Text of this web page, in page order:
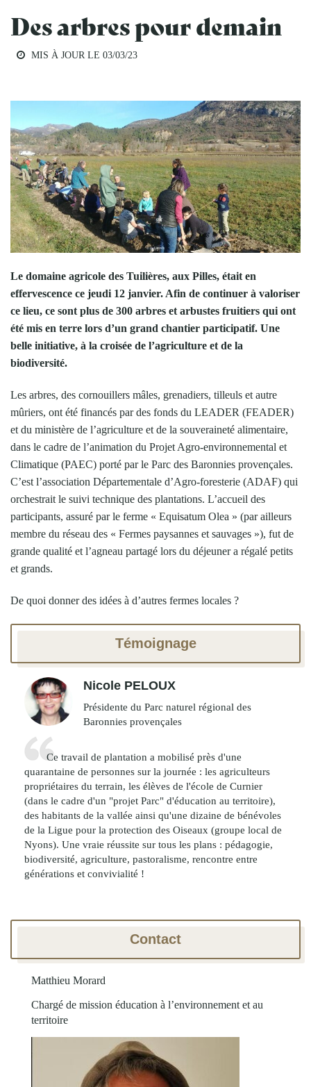
Des arbres pour demain
MIS À JOUR LE 03/03/23
Le domaine agricole des Tuilières, aux Pilles, était en
effervescence ce jeudi 12 janvier. Afin de continuer à valoriser
ce lieu, ce sont plus de 300 arbres et arbustes fruitiers qui ont
été mis en terre lors d’un grand chantier participatif. Une
belle initiative, à la croisée de l’agriculture et de la
biodiversité.
Les arbres, des cornouillers mâles, grenadiers, tilleuls et autre
mûriers, ont été financés par des fonds du LEADER (FEADER)
et du ministère de l’agriculture et de la souveraineté alimentaire,
dans le cadre de l’animation du Projet Agro-environnemental et
Climatique (PAEC) porté par le Parc des Baronnies provençales.
C’est l’association Départementale d’Agro-foresterie (ADAF) qui
orchestrait le suivi technique des plantations. L’accueil des
participants, assuré par le ferme « Equisatum Olea » (par ailleurs
membre du réseau des « Fermes paysannes et sauvages »), fut de
grande qualité et l’agneau partagé lors du déjeuner a régalé petits
et grands.
De quoi donner des idées à d’autres fermes locales ?
Témoignage
Nicole PELOUX
Présidente du Parc naturel régional des
Baronnies provençales
Ce travail de plantation a mobilisé près d'une
quarantaine de personnes sur la journée : les agriculteurs
propriétaires du terrain, les élèves de l'école de Curnier
(dans le cadre d'un "projet Parc" d'éducation au territoire),
des habitants de la vallée ainsi qu'une dizaine de bénévoles
de la Ligue pour la protection des Oiseaux (groupe local de
Nyons). Une vraie réussite sur tous les plans : pédagogie,
biodiversité, agriculture, pastoralisme, rencontre entre
générations et convivialité !
Contact
Matthieu Morard
Chargé de mission éducation à l’environnement et au
territoire